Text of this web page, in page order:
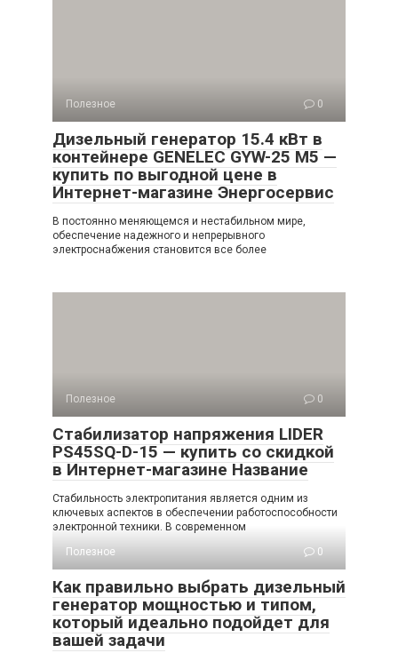
Полезное 0
Дизельный генератор 15.4 кВт в
контейнере GENELEC GYW-25 M5 —
купить по выгодной цене в
Интернет-магазине Энергосервис
В постоянно меняющемся и нестабильном мире,
обеспечение надежного и непрерывного
электроснабжения становится все более
Полезное 0
Стабилизатор напряжения LIDER
PS45SQ-D-15 — купить со скидкой
в Интернет-магазине Название
Стабильность электропитания является одним из
ключевых аспектов в обеспечении работоспособности
электронной техники. В современном
Полезное
0
Как правильно выбрать дизельный
генератор мощностью и типом,
который идеально подойдет для
вашей задачи